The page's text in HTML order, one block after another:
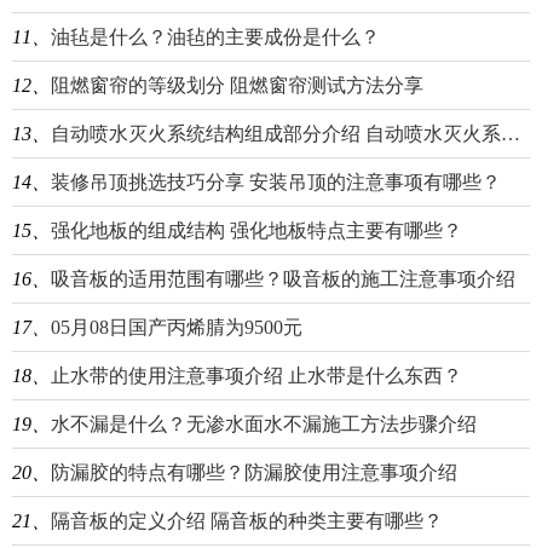
11、 油毡是什么？油毡的主要成份是什么？
12、 阻燃窗帘的等级划分 阻燃窗帘测试方法分享
13、 自动喷水灭火系统结构组成部分介绍 自动喷水灭火系统分类分享
14、 装修吊顶挑选技巧分享 安装吊顶的注意事项有哪些？
15、 强化地板的组成结构 强化地板特点主要有哪些？
16、 吸音板的适用范围有哪些？吸音板的施工注意事项介绍
17、 05月08日国产丙烯腈为9500元
18、 止水带的使用注意事项介绍 止水带是什么东西？
19、 水不漏是什么？无渗水面水不漏施工方法步骤介绍
20、 防漏胶的特点有哪些？防漏胶使用注意事项介绍
21、 隔音板的定义介绍 隔音板的种类主要有哪些？